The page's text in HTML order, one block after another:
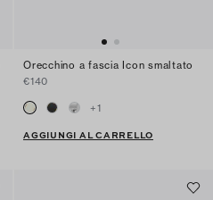
Orecchino a fascia Icon smaltato
€140
+1
AGGIUNGI AL CARRELLO